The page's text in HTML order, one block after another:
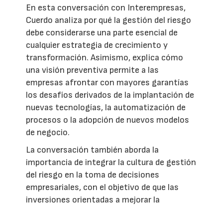
En esta conversación con Interempresas,
Cuerdo analiza por qué la gestión del riesgo
debe considerarse una parte esencial de
cualquier estrategia de crecimiento y
transformación. Asimismo, explica cómo
una visión preventiva permite a las
empresas afrontar con mayores garantías
los desafíos derivados de la implantación de
nuevas tecnologías, la automatización de
procesos o la adopción de nuevos modelos
de negocio.
La conversación también aborda la
importancia de integrar la cultura de gestión
del riesgo en la toma de decisiones
empresariales, con el objetivo de que las
inversiones orientadas a mejorar la